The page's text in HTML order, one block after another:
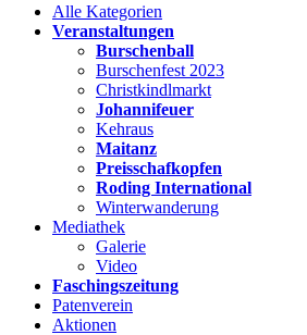
Alle Kategorien
Veranstaltungen
Burschenball
Burschenfest 2023
Christkindlmarkt
Johannifeuer
Kehraus
Maitanz
Preisschafkopfen
Roding International
Winterwanderung
Mediathek
Galerie
Video
Faschingszeitung
Patenverein
Aktionen